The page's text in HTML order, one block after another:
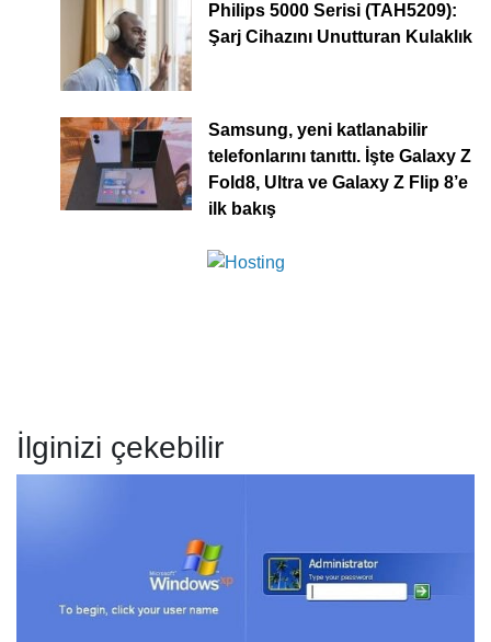
Philips 5000 Serisi (TAH5209):
Şarj Cihazını Unutturan Kulaklık
Samsung, yeni katlanabilir
telefonlarını tanıttı. İşte Galaxy Z
Fold8, Ultra ve Galaxy Z Flip 8’e
ilk bakış
İlginizi çekebilir